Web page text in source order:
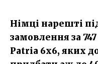
Німці нарешті
замовлення за
Patria 6x6, яких